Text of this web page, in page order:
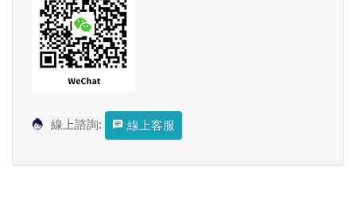
線上諮詢: 線上客服